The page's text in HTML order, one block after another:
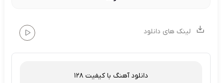
لینک های دانلود
دانلود آهنگ با کیفیت 128